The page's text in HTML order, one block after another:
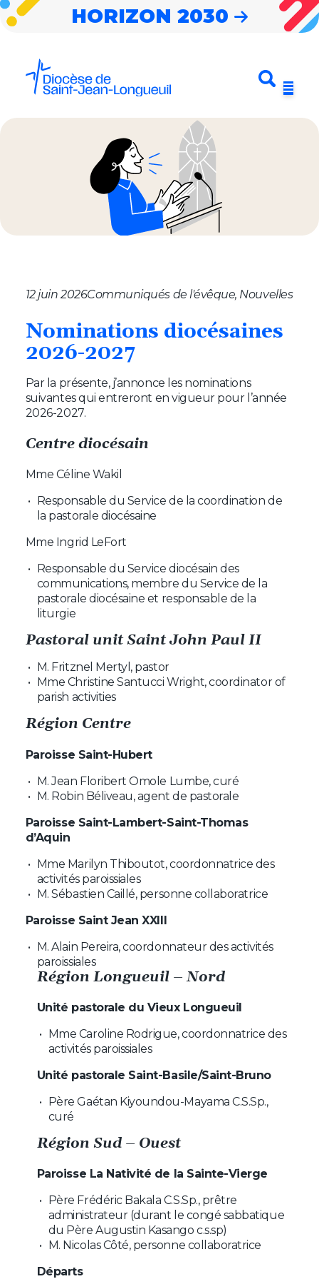
HORIZON 2030
Menu
Horizon 2030
Notre diocèse
Nouvelles
Cheminer
Célébrer
12 juin 2026Communiqués de l'évêque, Nouvelles
Nominations diocésaines
2026-2027
Par la présente, j’annonce les nominations
suivantes qui entreront en vigueur pour l’année
2026-2027.
Centre diocésain
Mme Céline Wakil
Responsable du Service de la coordination de
la pastorale diocésaine
Mme Ingrid LeFort
Responsable du Service diocésain des
communications, membre du Service de la
pastorale diocésaine et responsable de la
liturgie
Pastoral unit Saint John Paul II
M. Fritznel Mertyl, pastor
Mme Christine Santucci Wright, coordinator of
parish activities
Région Centre
Paroisse Saint-Hubert
M. Jean Floribert Omole Lumbe, curé
M. Robin Béliveau, agent de pastorale
Paroisse Saint-Lambert-Saint-Thomas
d’Aquin
Mme Marilyn Thiboutot, coordonnatrice des
activités paroissiales
M. Sébastien Caillé, personne collaboratrice
Paroisse Saint Jean XXIII
M. Alain Pereira, coordonnateur des activités
paroissiales
Région Longueuil – Nord
Unité pastorale du Vieux Longueuil
Mme Caroline Rodrigue, coordonnatrice des
activités paroissiales
Unité pastorale Saint-Basile/Saint-Bruno
Père Gaétan Kiyoundou-Mayama C.S.Sp.,
curé
Région Sud – Ouest
Paroisse La Nativité de la Sainte-Vierge
Père Frédéric Bakala C.S.Sp., prêtre
administrateur (durant le congé sabbatique
du Père Augustin Kasango c.s.sp)
M. Nicolas Côté, personne collaboratrice
Départs